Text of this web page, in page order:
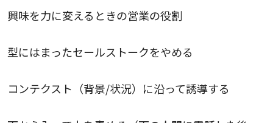
興味を力に変えるときの営業の役割
型にはまったセールストークをやめる
コンテクスト（背景/状況）に沿って誘導する